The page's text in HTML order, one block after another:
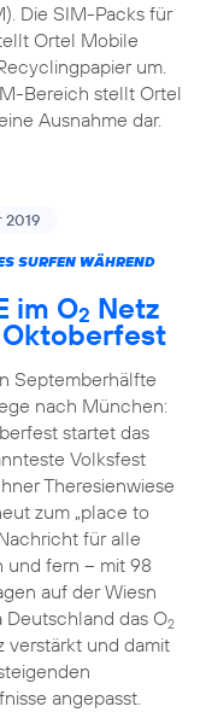
Die SIM-Packs für
Ortel Mobile
um.
Bereich stellt Ortel
Ausnahme dar.
2019
SURFEN WÄHREND
im O2 Netz
Septemberhälfte
nach München:
startet das
Volksfest
Theresienwiese
zum „place to
für alle
und fern – mit 98
auf der Wiesn
Deutschland das O2
verstärkt und damit
angepasst.